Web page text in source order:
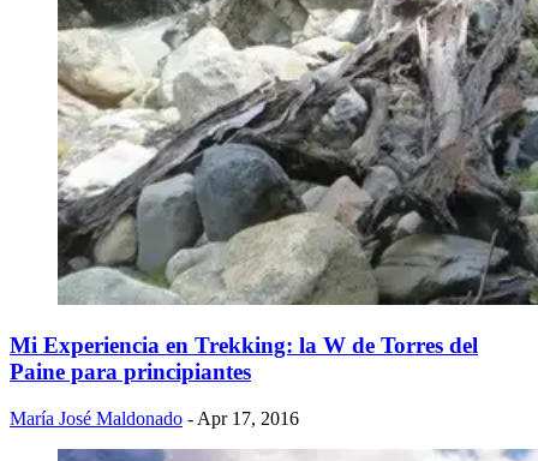
Mi Experiencia en Trekking: la W de Torres del
Paine para principiantes
María José Maldonado - Apr 17, 2016